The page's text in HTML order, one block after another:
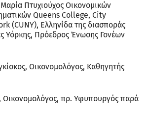
Πτυχιούχος Οικονομικών
Queens College, City
(CUNY), Ελληνίδα της διασποράς
Υόρκης, Πρόεδρος Ένωσης Γονέων
Οικονομολόγος, Καθηγητής
Οικονομολόγος, πρ. Υφυπουργός παρά